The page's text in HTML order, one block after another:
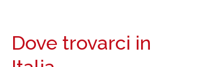
Dove trovarci in